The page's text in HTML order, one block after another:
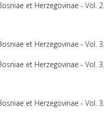
et Herzegovinae - Vol.
et Herzegovinae - Vol.
et Herzegovinae - Vol.
et Herzegovinae - Vol.